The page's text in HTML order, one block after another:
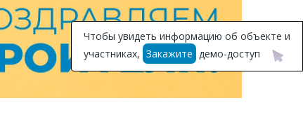
Инвестпроекты
Подписка на Базу
Чтобы увидеть информацию об объекте и
участниках, Закажите демо-доступ